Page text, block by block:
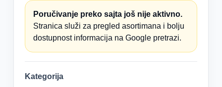
Poručivanje preko sajta još nije aktivno.
Stranica služi za pregled asortimana i bolju
dostupnost informacija na Google pretrazi.
Kategorija